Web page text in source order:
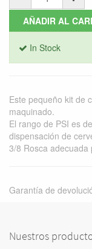
AÑADIR AL
In Stock
Este pequeño kit de
maquinado.
El rango de PSI es
dispensación de
3/8 Rosca
Garantía de
Nuestros